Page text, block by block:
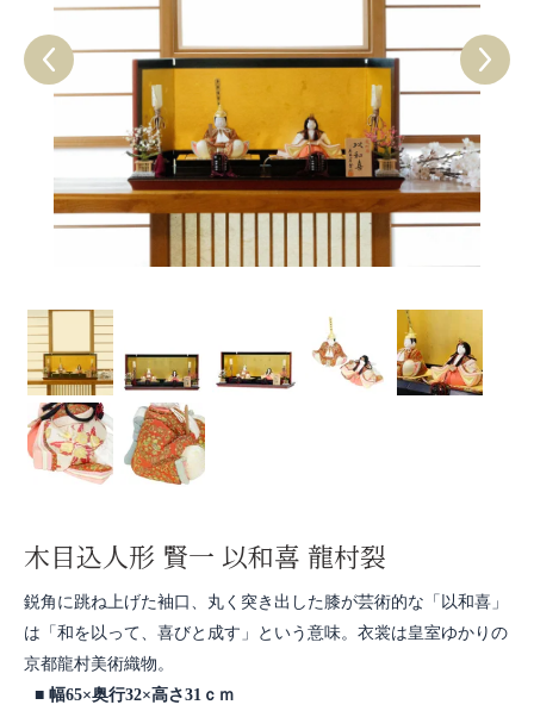
木目込人形 賢一 以和喜 龍村裂
鋭角に跳ね上げた袖口、丸く突き出した膝が芸術的な「以和喜」
は「和を以って、喜びと成す」という意味。衣裳は皇室ゆかりの
京都龍村美術織物。
幅65×奥行32×高さ31ｃｍ